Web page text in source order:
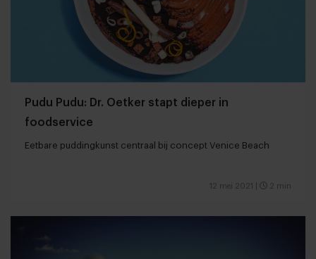
Pudu Pudu: Dr. Oetker stapt dieper in
foodservice
Eetbare puddingkunst centraal bij concept Venice Beach
12 mei 2021 2 min